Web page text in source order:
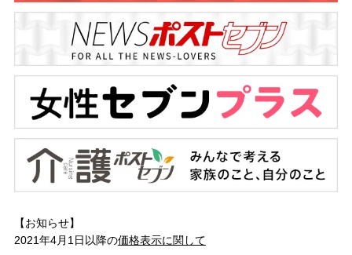
【お知らせ】
2021年4月1日以降の価格表示に関して